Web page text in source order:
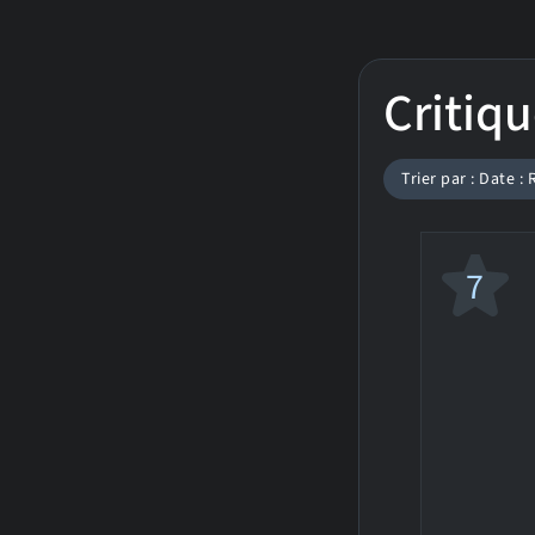
Trier par : Date :
7